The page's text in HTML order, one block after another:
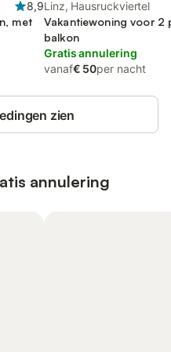
8,9
met
Linz, Hausruckviertel
Vakantiewoning voor 2
balkon
Gratis annulering
vanaf€ 50per nacht
zien
annulering